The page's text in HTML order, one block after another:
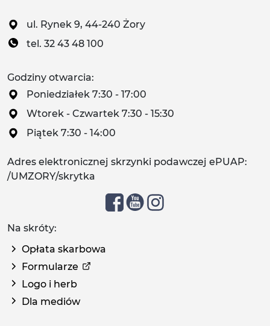
ul. Rynek 9, 44-240 Żory
tel. 32 43 48 100
Godziny otwarcia:
Poniedziałek 7:30 - 17:00
Wtorek - Czwartek 7:30 - 15:30
Piątek 7:30 - 14:00
Adres elektronicznej skrzynki podawczej ePUAP:
/UMZORY/skrytka
Na skróty:
Opłata skarbowa
Formularze
Logo i herb
Dla mediów